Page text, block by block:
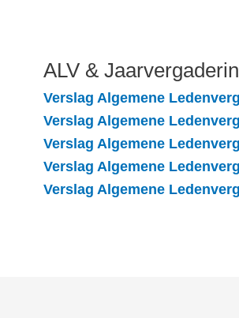
ALV &
Verslag Algemene
Verslag Algemene
Verslag Algemene
Verslag Algemene
Verslag Algemene